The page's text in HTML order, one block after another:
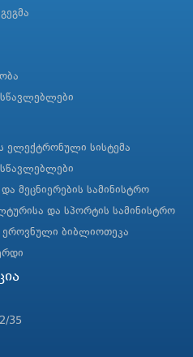
ელექტრონული სისტემა
მეცნიერების სამინისტრო
და სპორტის სამინისტრო
ბიბლიოთეკა
35